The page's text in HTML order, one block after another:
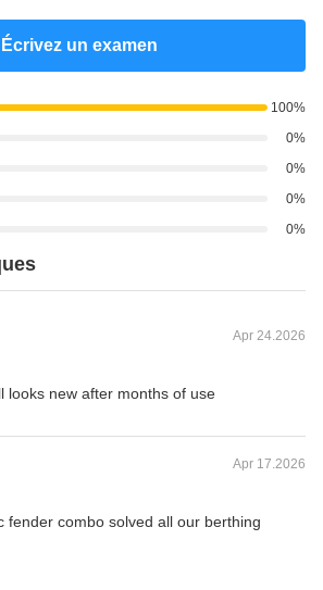
Écrivez un examen
100%
0%
0%
0%
0%
Apr 24.2026
looks new after months of use
Apr 17.2026
fender combo solved all our berthing